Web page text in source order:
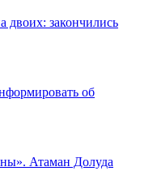
двоих: закончились
об
Атаман Долуда